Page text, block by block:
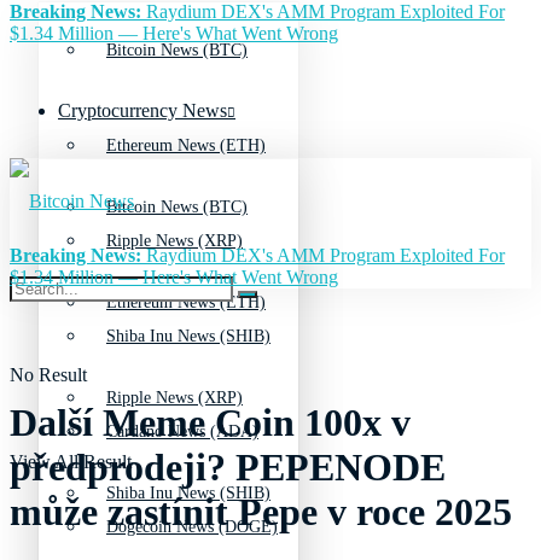
Bitcoin News (BTC)
Ethereum News (ETH)
Ripple News (XRP)
Shiba Inu News (SHIB)
Cardano News (ADA)
Dogecoin News (DOGE)
Breaking News: Raydium DEX's AMM Program Exploited For
$1.34 Million — Here's What Went Wrong
Cryptocurrency News
Bitcoin News (BTC)
Ethereum News (ETH)
Ripple News (XRP)
Shiba Inu News (SHIB)
No Result
View All Result
Breaking News:Raydium DEX's AMM Program Exploited For
$1.34 Million — Here's What Went Wrong
Další Meme Coin 100x v
předprodeji? PEPENODE
může zastínit Pepe v roce 2025